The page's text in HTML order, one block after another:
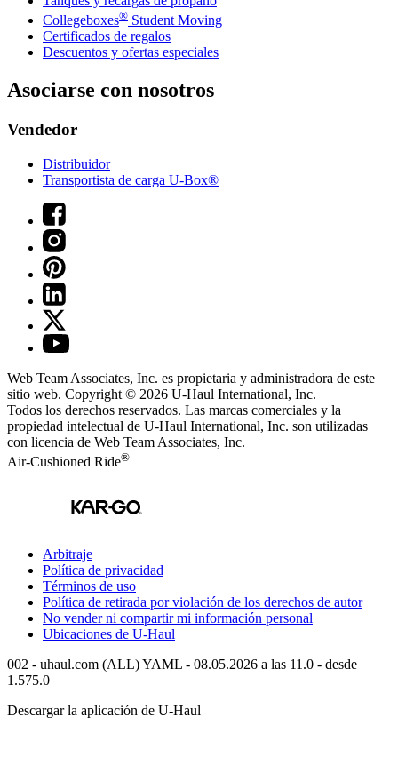
Collegeboxes® Student Moving
Certificados de regalos
Descuentos y ofertas especiales
Asociarse con nosotros
Vendedor
Distribuidor
Transportista de carga U-Box®
Web Team Associates, Inc. es propietaria y administradora de este
sitio web. Copyright © 2026 U-Haul International, Inc.
Todos los derechos reservados. Las marcas comerciales y la
propiedad intelectual de U-Haul International, Inc. son utilizadas
con licencia de Web Team Associates, Inc.
Air-Cushioned Ride®
Arbitraje
Política de privacidad
Términos de uso
Política de retirada por violación de los derechos de autor
No vender ni compartir mi información personal
Ubicaciones de U-Haul
002 - uhaul.com (ALL) YAML - 08.05.2026 a las 11.0 - desde
1.575.0
Descargar la aplicación de U-Haul